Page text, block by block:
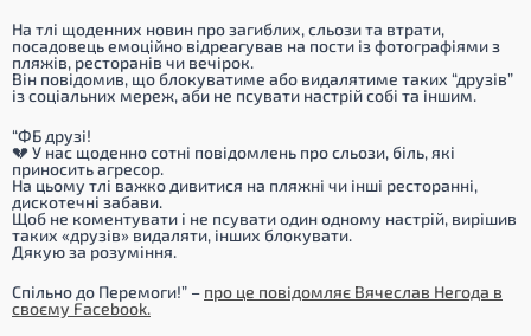
На тлі щоденних новин про загиблих, сльози та втрати,
посадовець емоційно відреагував на пости із фотографіями з
пляжів, ресторанів чи вечірок.
Він повідомив, що блокуватиме або видалятиме таких “друзів”
із соціальних мереж, аби не псувати настрій собі та іншим.
“ФБ друзі!
💔 У нас щоденно сотні повідомлень про сльози, біль, які
приносить агресор.
На цьому тлі важко дивитися на пляжні чи інші ресторанні,
дискотечні забави.
Щоб не коментувати і не псувати один одному настрій, вирішив
таких «друзів» видаляти, інших блокувати.
Дякую за розуміння.
Спільно до Перемоги!” – про це повідомляє Вячеслав Негода в
своєму Facebook.